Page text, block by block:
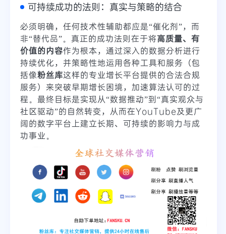
可持续成功的法则：真实与策略的结合
必须明确，任何技术性辅助都应是“催化剂”，而
非“替代品”。真正的成功法则在于将高质量、有
价值的内容作为根本，通过深入的数据分析进行
持续优化，并策略性地运用各种工具和服务（包
括像粉丝库这样的专业增长平台提供的合法合规
服务）来突破早期增长困境，加速算法认可的过
程。最终目标是实现从“数据推动”到“真实观众与
社区驱动”的自然转变，从而在YouTube及更广
阔的数字平台上建立长期、可持续的影响力与成
功事业。